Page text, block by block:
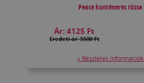
Peace konténeres rózsa
Ár:4125 Ft
Eredeti ár: 5500 Ft
» Részletes információk